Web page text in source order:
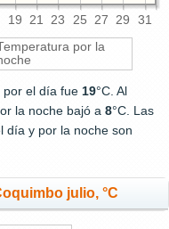
19 21 23 25 27 29 31
por la
por el día fue 19°C. Al
la noche bajó a 8°C. Las
día y por la noche son
julio, °C